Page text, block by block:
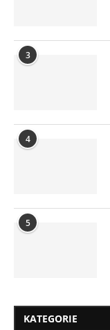
3
4
5
KATEGORIE